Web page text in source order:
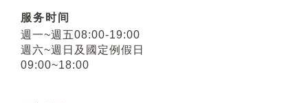
服务时间
週一~週五08:00-19:00
週六~週日及國定例假日
09:00~18:00